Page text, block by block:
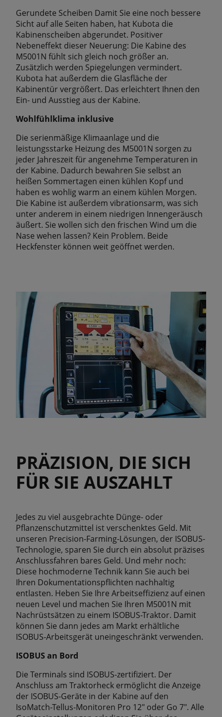
Gerundete Scheiben Damit Sie eine noch bessere
Sicht auf alle Seiten haben, hat Kubota die
Kabinenscheiben abgerundet. Positiver
Nebeneffekt dieser Neuerung: Die Kabine des
M5001N fühlt sich gleich noch größer an.
Zusätzlich werden Spiegelungen vermindert.
Kubota hat außerdem die Glasfläche der
Kabinentür vergrößert. Das erleichtert Ihnen den
Ein- und Ausstieg aus der Kabine.
Wohlfühlklima inklusive
Die serienmäßige Klimaanlage und die
leistungsstarke Heizung des M5001N sorgen zu
jeder Jahreszeit für angenehme Temperaturen in
der Kabine. Dadurch bewahren Sie selbst an
heißen Sommertagen einen kühlen Kopf und
haben es wohlig warm an einem kühlen Morgen.
Die Kabine ist außerdem vibrationsarm, was sich
unter anderem in einem niedrigen Innengeräusch
äußert. Sie wollen sich den frischen Wind um die
Nase wehen lassen? Kein Problem. Beide
Heckfenster können weit geöffnet werden.
PRÄZISION, DIE SICH
FÜR SIE AUSZAHLT
Jedes zu viel ausgebrachte Dünge- oder
Pflanzenschutzmittel ist verschenktes Geld. Mit
unseren Precision-Farming-Lösungen, der ISOBUS-
Technologie, sparen Sie durch ein absolut präzises
Anschlussfahren bares Geld. Und mehr noch:
Diese hochmoderne Technik kann Sie auch bei
Ihren Dokumentationspflichten nachhaltig
entlasten. Heben Sie Ihre Arbeitseffizienz auf einen
neuen Level und machen Sie Ihren M5001N mit
Nachrüstsätzen zu einem ISOBUS-Traktor. Damit
können Sie dann jedes am Markt erhältliche
ISOBUS-Arbeitsgerät uneingeschränkt verwenden.
ISOBUS an Bord
Die Terminals sind ISOBUS-zertiﬁziert. Der
Anschluss am Traktorheck ermöglicht die Anzeige
der ISOBUS-Geräte in der Kabine auf den
IsoMatch-Tellus-Monitoren Pro 12″ oder Go 7″. Alle